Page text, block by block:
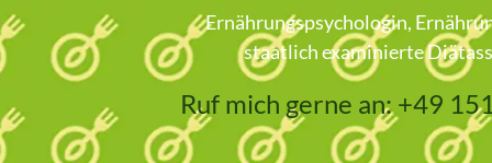
Ernährungspsychologin,
staatlich examinierte
Ruf mich gerne an: +49